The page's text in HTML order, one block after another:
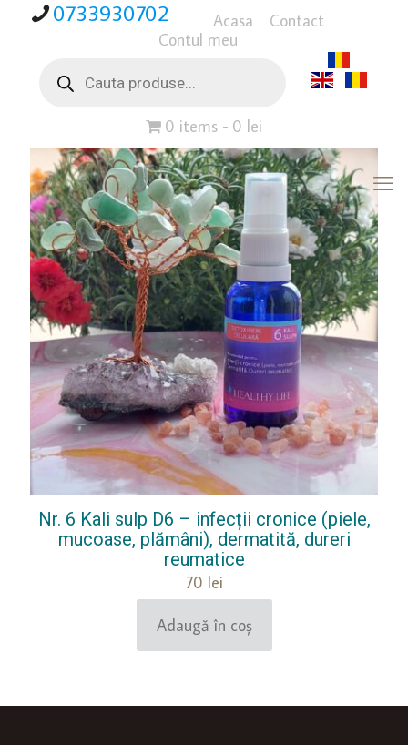
0733930702 Acasa
Contact
Contul meu
search
0 items 0 lei
Nr. 6 Kali sulp D6 – infecții cronice (piele,
mucoase, plămâni), dermatită, dureri
reumatice
70 lei
Adaugă în coș